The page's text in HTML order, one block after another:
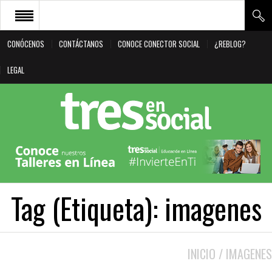
CONÓCENOS CONTÁCTANOS CONOCE CONECTOR SOCIAL ¿REBLOG?
LEGAL
CONOCE CONECTOR SOCIAL
LEGAL
Tag (Etiqueta): imagenes
INICIO / IMAGENES